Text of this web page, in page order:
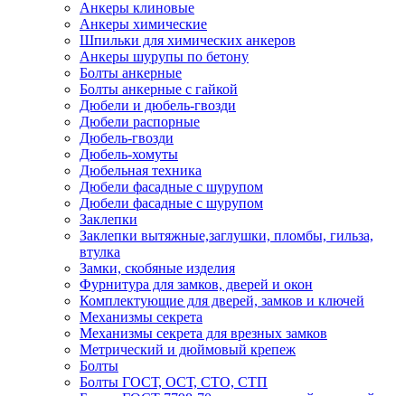
Анкеры клиновые
Анкеры химические
Шпильки для химических анкеров
Анкеры шурупы по бетону
Болты анкерные
Болты анкерные с гайкой
Дюбели и дюбель-гвозди
Дюбели распорные
Дюбель-гвозди
Дюбель-хомуты
Дюбельная техника
Дюбели фасадные с шурупом
Дюбели фасадные с шурупом
Заклепки
Заклепки вытяжные,заглушки, пломбы, гильза,
втулка
Замки, скобяные изделия
Фурнитура для замков, дверей и окон
Комплектующие для дверей, замков и ключей
Механизмы секрета
Механизмы секрета для врезных замков
Метрический и дюймовый крепеж
Болты
Болты ГОСТ, ОСТ, СТО, СТП